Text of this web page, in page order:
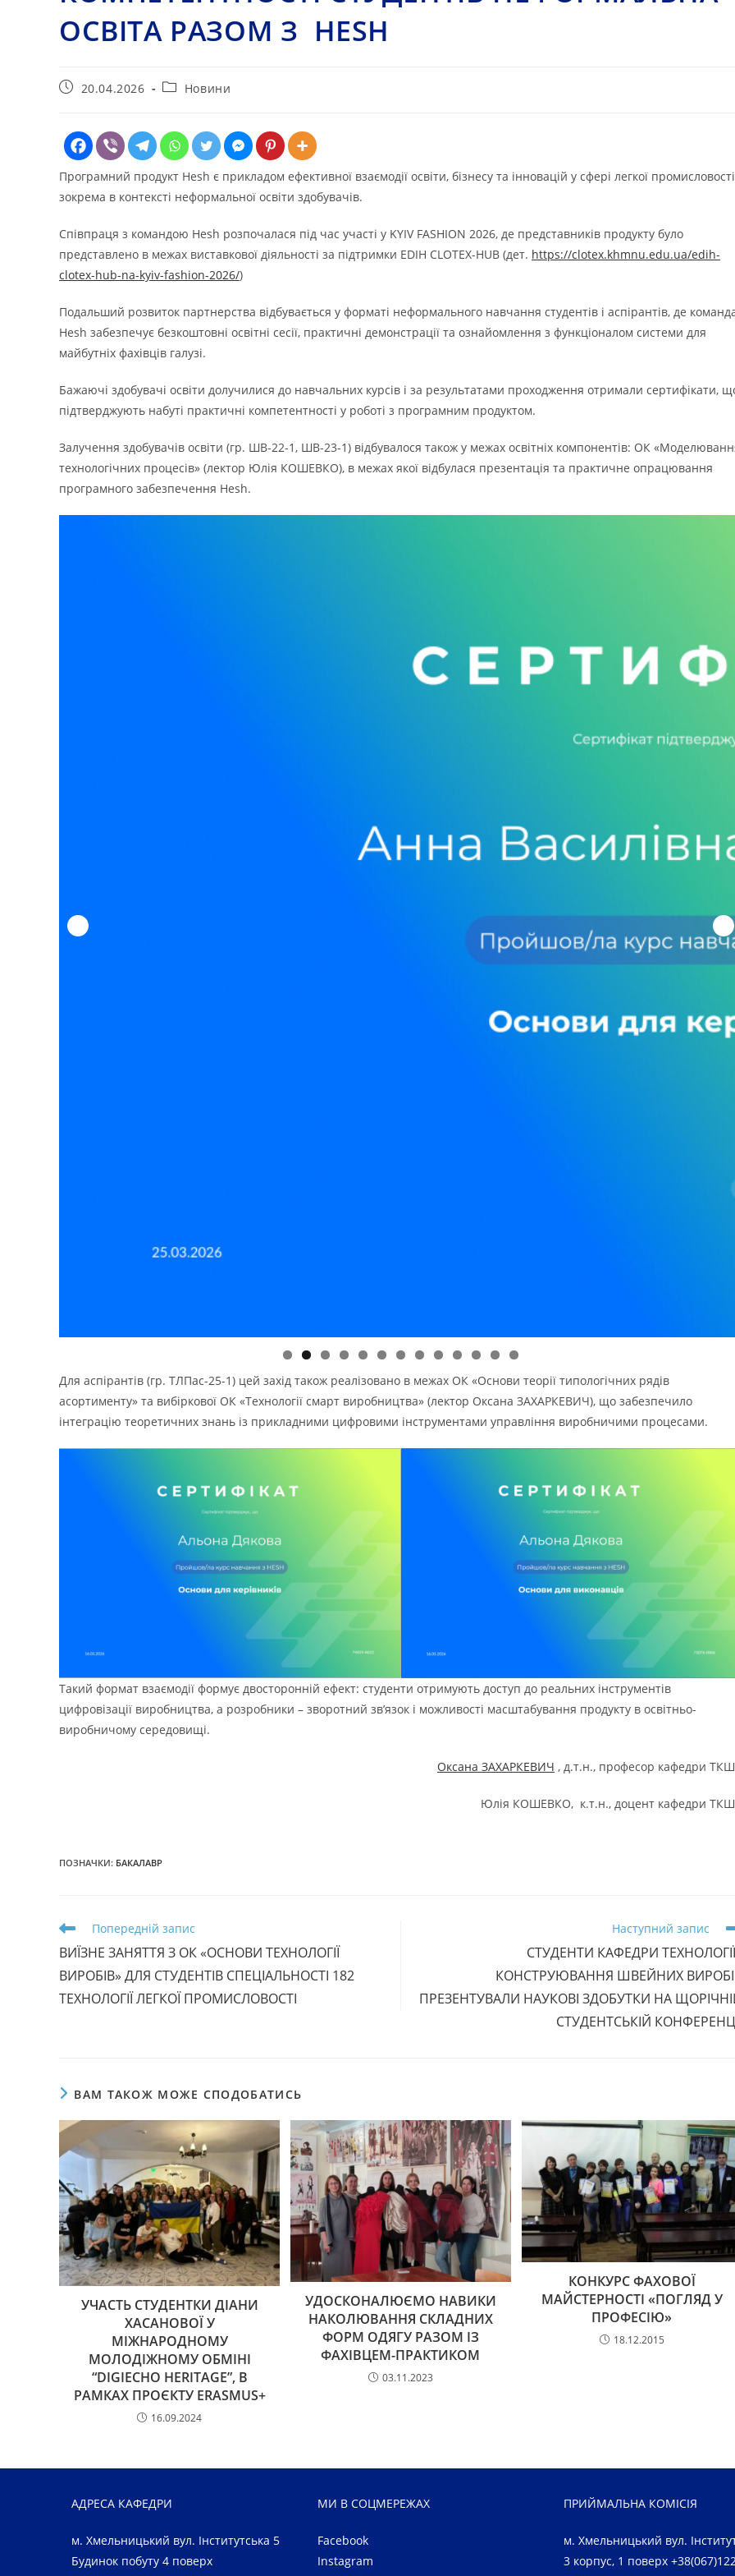
ОСВІТА РАЗОМ З HESH
Запис20.04.2026
Категорія
Новини
Програмний продукт Hesh є прикладом ефективної взаємодії освіти, бізнесу та інновацій у сфері легкої
зокрема в контексті неформальної освіти здобувачів.
Співпраця з командою Hesh розпочалася під час участі у KYIV FASHION 2026, де представників продукту було
представлено в межах виставкової діяльності за підтримки EDIH CLOTEX-HUB (дет. https://clotex.khmnu.edu.ua/edih-
clotex-hub-na-kyiv-fashion-2026/)
Подальший розвиток партнерства відбувається у форматі неформального навчання студентів і аспірантів, де
Hesh забезпечує безкоштовні освітні сесії, практичні демонстрації та ознайомлення з функціоналом системи для
майбутніх фахівців галузі.
Бажаючі здобувачі освіти долучилися до навчальних курсів і за результатами проходження отримали сертифікати,
підтверджують набуті практичні компетентності у роботі з програмним продуктом.
Залучення здобувачів освіти (гр. ШВ-22-1, ШВ-23-1) відбувалося також у межах освітніх компонентів: ОК
технологічних процесів» (лектор Юлія КОШЕВКО), в межах якої відбулася презентація та практичне опрацювання
програмного забезпечення Hesh.
0 1 2
3
Для аспірантів (гр. ТЛПас-25-1) цей захід також реалізовано в межах ОК «Основи теорії типологічних рядів
асортименту» та вибіркової ОК «Технології смарт виробництва» (лектор Оксана ЗАХАРКЕВИЧ), що забезпечило
інтеграцію теоретичних знань із прикладними цифровими інструментами управління виробничими процесами.
Такий формат взаємодії формує двосторонній ефект: студенти отримують доступ до реальних інструментів
цифровізації виробництва, а розробники – зворотний зв’язок і можливості масштабування продукту в освітньо-
виробничому середовищі.
Оксана ЗАХАРКЕВИЧ , д.т.н., професор кафедри
Юлія КОШЕВКО, к.т.н., доцент кафедри
ПОЗНАЧКИ: БАКАЛАВР
Прочитати
більше
статей
Попередній запис
ВИЇЗНЕ ЗАНЯТТЯ З ОК «ОСНОВИ ТЕХНОЛОГІЇ
ВИРОБІВ» ДЛЯ СТУДЕНТІВ СПЕЦІАЛЬНОСТІ 182
ТЕХНОЛОГІЇ ЛЕГКОЇ ПРОМИСЛОВОСТІ
Наступний запис
СТУДЕНТИ КАФЕДРИ ТЕХНОЛОГІЇ
КОНСТРУЮВАННЯ ШВЕЙНИХ
ПРЕЗЕНТУВАЛИ НАУКОВІ ЗДОБУТКИ НА
СТУДЕНТСЬКІЙ
ВАМ ТАКОЖ МОЖЕ СПОДОБАТИСЬ
УЧАСТЬ СТУДЕНТКИ ДІАНИ
ХАСАНОВОЇ У
МІЖНАРОДНОМУ
МОЛОДІЖНОМУ ОБМІНІ
“DIGIECHO HERITAGE”, В
РАМКАХ ПРОЄКТУ ERASMUS+
16.09.2024
УДОСКОНАЛЮЄМО НАВИКИ
НАКОЛЮВАННЯ СКЛАДНИХ
ФОРМ ОДЯГУ РАЗОМ ІЗ
ФАХІВЦЕМ-ПРАКТИКОМ
03.11.2023
КОНКУРС ФАХОВОЇ
МАЙСТЕРНОСТІ «ПОГЛЯД У
ПРОФЕСІЮ»
18.12.2015
АДРЕСА КАФЕДРИ
м. Хмельницький вул. Інститутська 5
Будинок побуту 4 поверх
МИ В СОЦМЕРЕЖАХ
Facebook
Instagram
ПРИЙМАЛЬНА КОМІСІЯ
м. Хмельницький вул.
3 корпус, 1 поверх